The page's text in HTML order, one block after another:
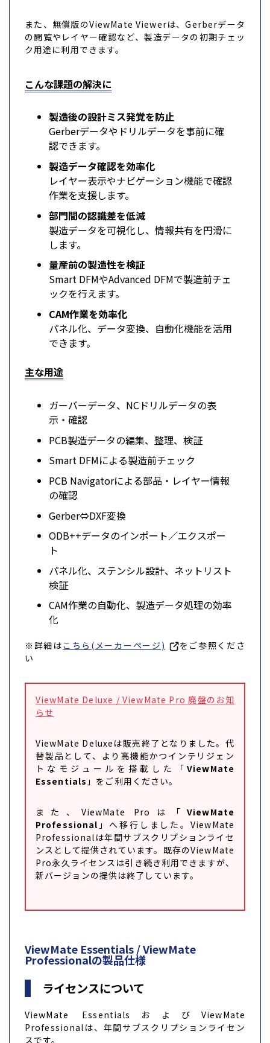
また、無償版のViewMate Viewerは、Gerberデータ
の閲覧やレイヤー確認など、製造データの初期チェッ
ク用途に利用できます。
こんな課題の解決に
製造後の設計ミス発覚を防止
Gerberデータやドリルデータを事前に確
認できます。
製造データ確認を効率化
レイヤー表示やナビゲーション機能で確認
作業を支援します。
部門間の認識差を低減
製造データを可視化し、情報共有を円滑に
します。
量産前の製造性を検証
Smart DFMやAdvanced DFMで製造前チェ
ックを行えます。
CAM作業を効率化
パネル化、データ変換、自動化機能を活用
できます。
主な用途
ガーバーデータ、NCドリルデータの表
示・確認
PCB製造データの編集、整理、検証
Smart DFMによる製造前チェック
PCB Navigatorによる部品・レイヤー情報
の確認
Gerber⇔DXF変換
ODB++データのインポート／エクスポー
ト
パネル化、ステンシル設計、ネットリスト
検証
CAM作業の自動化、製造データ処理の効率
化
※詳細は こちら(メーカーページ)
をご参照くださ
い
ViewMate Deluxe / ViewMate Pro 廃盤のお知
らせ
ViewMate Deluxeは販売終了となりました。代
替製品として、より高機能かつインテリジェン
トなモジュールを搭載した「ViewMate
Essentials 」をご利用ください。
また、ViewMate Proは「ViewMate
Professional 」へ移行しました。ViewMate
Professionalは年間サブスクリプションライセ
ンスとして提供されています。既存のViewMate
Pro永久ライセンスは引き続き利用できますが、
新バージョンの提供は終了しています。
ViewMate Essentials / ViewMate
Professionalの製品仕様
ライセンスについて
ViewMate EssentialsおよびViewMate
Professionalは、年間サブスクリプションライセン
スです。